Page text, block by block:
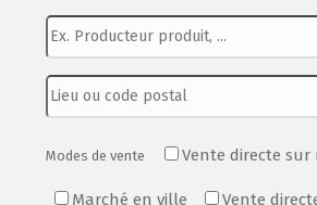
Modes de vente Vente directe sur
Marché en ville Vente